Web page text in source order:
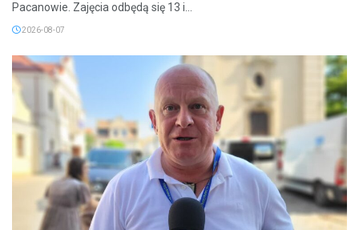
Pacanowie. Zajęcia odbędą się 13 i...
2026-08-07